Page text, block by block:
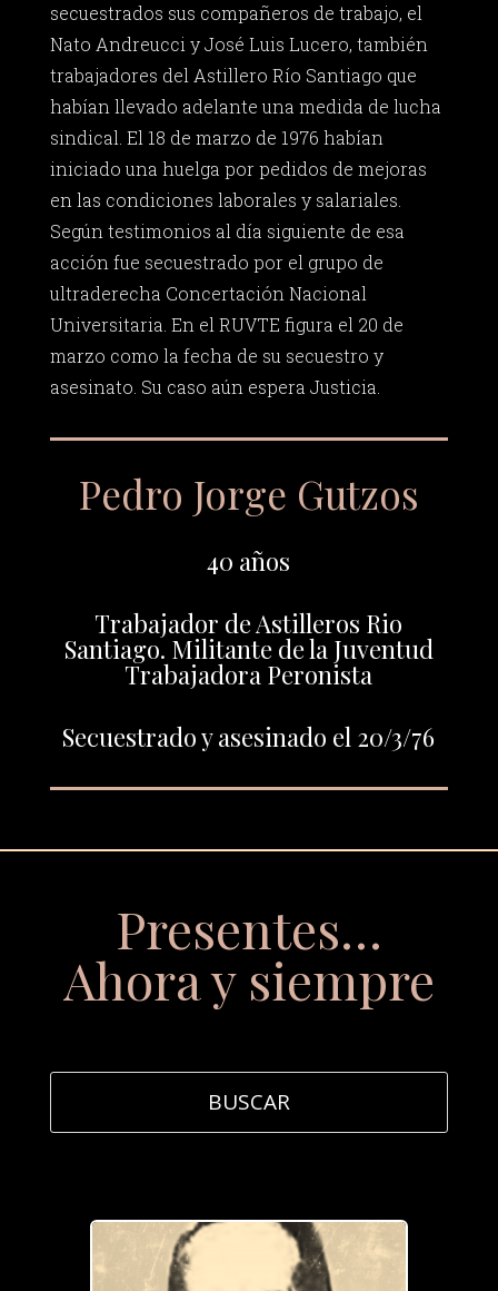
secuestrados sus compañeros de trabajo, el
Nato Andreucci y José Luis Lucero, también
trabajadores del Astillero Río Santiago que
habían llevado adelante una medida de lucha
sindical. El 18 de marzo de 1976 habían
iniciado una huelga por pedidos de mejoras
en las condiciones laborales y salariales.
Según testimonios al día siguiente de esa
acción fue secuestrado por el grupo de
ultraderecha Concertación Nacional
Universitaria. En el RUVTE figura el 20 de
marzo como la fecha de su secuestro y
asesinato. Su caso aún espera Justicia.
Pedro Jorge Gutzos
40 años
Trabajador de Astilleros Rio
Santiago. Militante de la Juventud
Trabajadora Peronista
Secuestrado y asesinado el 20/3/76
Presentes…
Ahora y siempre